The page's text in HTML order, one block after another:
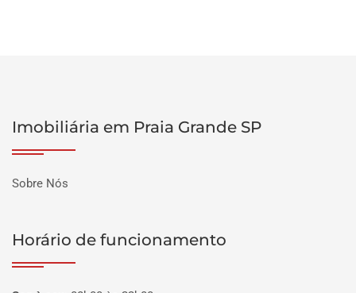
Imobiliária em Praia Grande SP
Sobre Nós
Horário de funcionamento